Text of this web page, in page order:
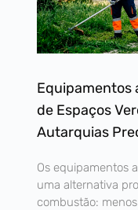
Equipamentos
de Espaços
Autarquias
Os equipamentos
uma alternativa
combustão: